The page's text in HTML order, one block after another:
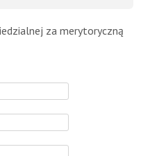
za merytoryczną